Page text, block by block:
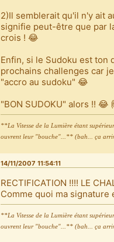
2)Il semblerait qu'il n'y ait
signifie peut-être que par
crois ! 😂
Enfin, si le Sudoku est ton
prochains challenges car
"accro au sudoku" 😂
"BON SUDOKU" alors !! 😂
**La Vitesse de la Lumière étant
ouvrent leur "bouche"...** (bah... ça
14/11/2007 11:54:11
RECTIFICATION !!!! LE
Comme quoi ma
**La Vitesse de la Lumière étant
ouvrent leur "bouche"...** (bah... ça